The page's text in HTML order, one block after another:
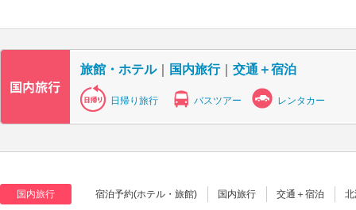
旅館・ホテル｜ 国内旅行｜ 交通＋宿泊
日帰り旅行 バスツアー レンタカー
国内旅行 宿泊予約(ホテル・旅館) 国内旅行 交通＋宿泊